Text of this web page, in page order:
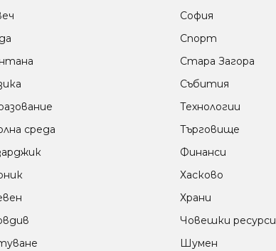
среда
София
Спорт
Стара Загора
Събития
Технологии
Търговище
Финанси
Хасково
Храни
Човешки ресурси
Шумен